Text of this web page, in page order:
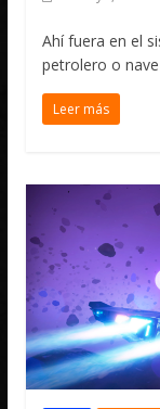
Ahí fuera en el
petrolero o
Leer más